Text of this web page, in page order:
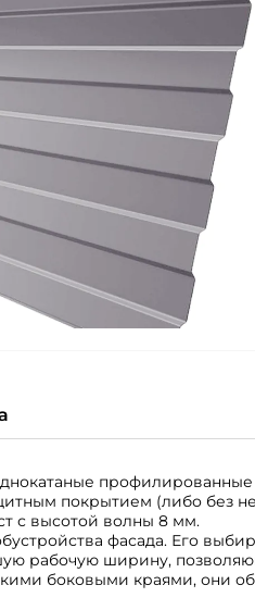
покрытием (либо без
с высотой волны 8 мм.
фасада. Его
рабочую ширину,
боковыми краями, они